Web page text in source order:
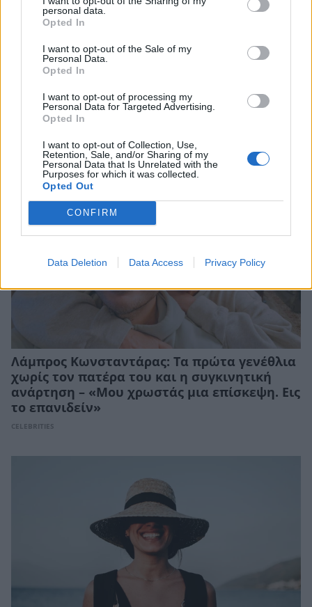
personal data.
Opted In
I want to opt-out of the Sale of my
Personal Data.
Opted In
I want to opt-out of processing my
Personal Data for Targeted Advertising.
Opted In
I want to opt-out of Collection, Use,
Retention, Sale, and/or Sharing of my
Personal Data that Is Unrelated with the
Purposes for which it was collected.
Opted Out
CONFIRM
Data Deletion Data Access Privacy Policy
Γιώργος Λιάγκας – Μαρία Αντωνά:
Ρομαντικές στιγμές στη Μύκονο με φόντο το
ηλιοβασίλεμα
CELEBRITIES
Λάμπρος Κωνσταντάρας: Τα πρώτα γενέθλια
χωρίς τον πατέρα του και η συγκινητική
ανάρτηση – «Μου χρωστάς μια επίσκεψη. Εις
το επανιδείν»
CELEBRITIES